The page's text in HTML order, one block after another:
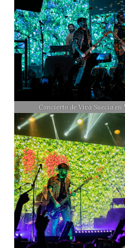
Concierto de Viva Suecia en